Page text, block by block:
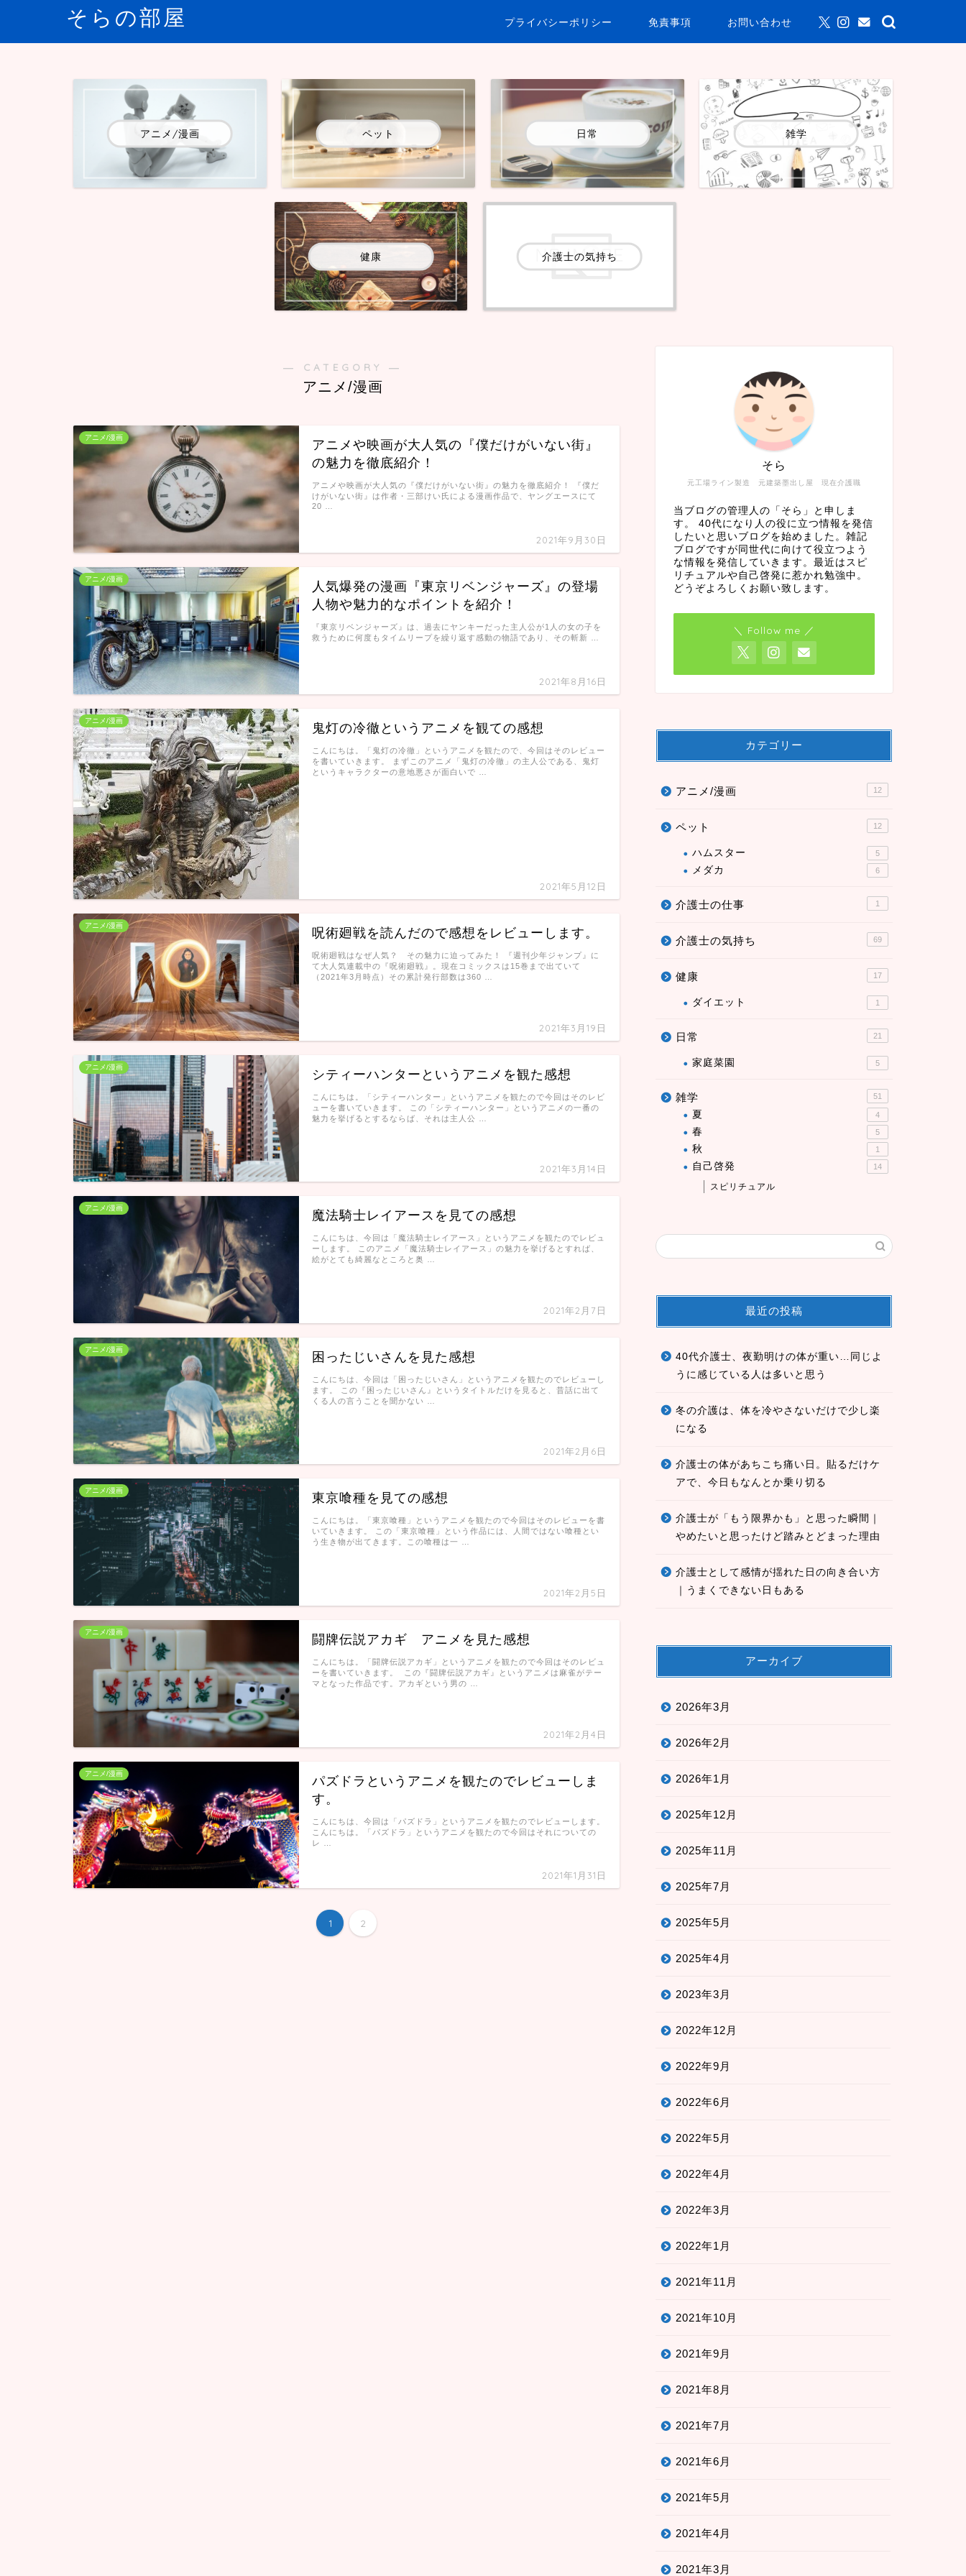
そらの部屋 プライバシーポリシー 免責事項 お問い合わせ
アニメ/漫画 ペット 日常 雑学
健康 介護士の気持ち
― CATEGORY ―
アニメ/漫画
アニメ/漫画
アニメや映画が大人気の『僕だけがいない街』
の魅力を徹底紹介！
2021年9月30日
アニメや映画が大人気の『僕だけがいない街』の魅力を徹底紹介！ 『僕だ
けがいない街』は作者・三部けい氏による漫画作品で、ヤングエースにて
20 …
アニメ/漫画
人気爆発の漫画『東京リベンジャーズ』の登場
人物や魅力的なポイントを紹介！
2021年8月16日
『東京リベンジャーズ』は、過去にヤンキーだった主人公が1人の女の子を
救うために何度もタイムリープを繰り返す感動の物語であり、その斬新 …
アニメ/漫画
鬼灯の冷徹というアニメを観ての感想
2021年5月12日
こんにちは。「鬼灯の冷徹」というアニメを観たので、今回はそのレビュー
を書いていきます。 まずこのアニメ「鬼灯の冷徹」の主人公である、鬼灯
というキャラクターの意地悪さが面白いで …
アニメ/漫画
呪術廻戦を読んだので感想をレビューします。
2021年3月19日
呪術廻戦はなぜ人気？ その魅力に迫ってみた！ 『週刊少年ジャンプ』に
て大人気連載中の『呪術廻戦』。現在コミックスは15巻まで出ていて
（2021年3月時点）その累計発行部数は360 …
アニメ/漫画
シティーハンターというアニメを観た感想
2021年3月14日
こんにちは。「シティーハンター」というアニメを観たので今回はそのレビ
ューを書いていきます。 この「シティーハンター」というアニメの一番の
魅力を挙げるとするならば、それは主人公 …
アニメ/漫画
魔法騎士レイアースを見ての感想
2021年2月7日
こんにちは、今回は「魔法騎士レイアース」というアニメを観たのでレビュ
ーします。 このアニメ「魔法騎士レイアース」の魅力を挙げるとすれば、
絵がとても綺麗なところと奥 …
アニメ/漫画
困ったじいさんを見た感想
2021年2月6日
こんにちは、今回は「困ったじいさん」というアニメを観たのでレビューし
ます。 この『困ったじいさん』というタイトルだけを見ると、昔話に出て
くる人の言うことを聞かない …
アニメ/漫画
東京喰種を見ての感想
2021年2月5日
こんにちは。「東京喰種」というアニメを観たので今回はそのレビューを書
いていきます。 この「東京喰種」という作品には、人間ではない喰種とい
う生き物が出てきます。この喰種は一 …
アニメ/漫画
闘牌伝説アカギ アニメを見た感想
2021年2月4日
こんにちは。「闘牌伝説アカギ」というアニメを観たので今回はそのレビュ
ーを書いていきます。 この『闘牌伝説アカギ』というアニメは麻雀がテー
マとなった作品です。アカギという男の …
アニメ/漫画
パズドラというアニメを観たのでレビューしま
す。
2021年1月31日
こんにちは、今回は「パズドラ」というアニメを観たのでレビューします。
こんにちは。「パズドラ」というアニメを観たので今回はそれについての
レ …
1 2
元工場ライン製造 元建築墨出し屋 現在介護職
そら
当ブログの管理人の「そら」と申しま
す。 40代になり人の役に立つ情報を発信
したいと思いブログを始めました。雑記
ブログですが同世代に向けて役立つよう
な情報を発信していきます。最近はスピ
リチュアルや自己啓発に惹かれ勉強中。
どうぞよろしくお願い致します。
＼ Follow me ／
カテゴリー
アニメ/漫画 12
ペット 12
ハムスター 5
メダカ 6
介護士の仕事 1
介護士の気持ち 69
健康 17
ダイエット 1
日常 21
家庭菜園 5
雑学 51
夏 4
春 5
秋 1
自己啓発 14
スピリチュアル
最近の投稿
40代介護士、夜勤明けの体が重い…同じよ
うに感じている人は多いと思う
冬の介護は、体を冷やさないだけで少し楽
になる
介護士の体があちこち痛い日。貼るだけケ
アで、今日もなんとか乗り切る
介護士が「もう限界かも」と思った瞬間｜
やめたいと思ったけど踏みとどまった理由
介護士として感情が揺れた日の向き合い方
｜うまくできない日もある
アーカイブ
2026年3月
2026年2月
2026年1月
2025年12月
2025年11月
2025年7月
2025年5月
2025年4月
2023年3月
2022年12月
2022年9月
2022年6月
2022年5月
2022年4月
2022年3月
2022年1月
2021年11月
2021年10月
2021年9月
2021年8月
2021年7月
2021年6月
2021年5月
2021年4月
2021年3月